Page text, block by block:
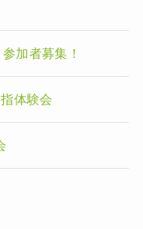
加者募集！
体験会